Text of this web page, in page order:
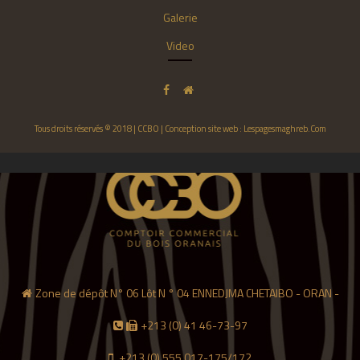
Galerie
Video
Tous droits réservés © 2018 | CCBO | Conception site web : Lespagesmaghreb.Com
Zone de dépôt N° 06 Lôt N ° 04 ENNEDJMA CHETAIBO - ORAN -
+213 (0) 41 46-73-97